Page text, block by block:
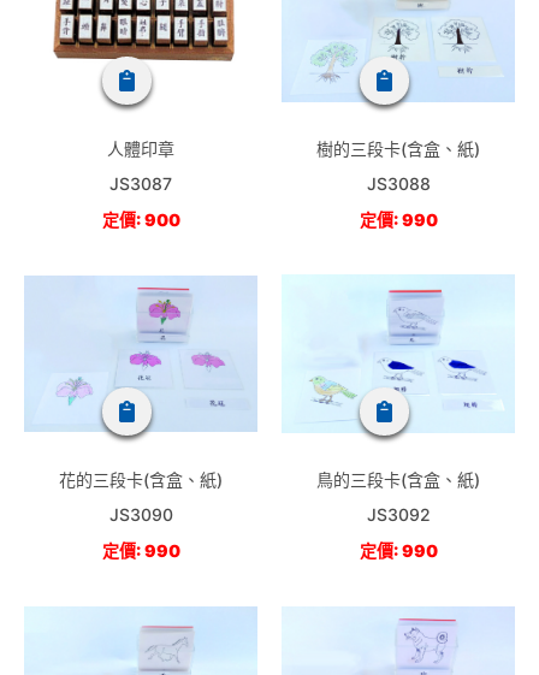
人體印章
JS3087
定價: 900
樹的三段卡(含盒、紙)
JS3088
定價: 990
花的三段卡(含盒、紙)
JS3090
定價: 990
鳥的三段卡(含盒、紙)
JS3092
定價: 990